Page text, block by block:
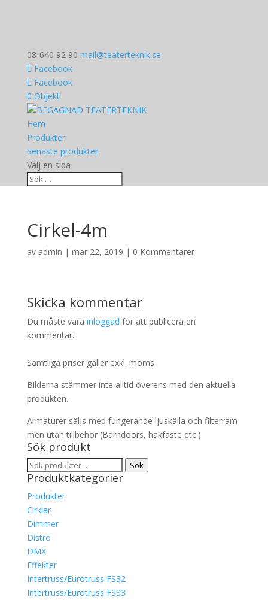
08-640 92 90 mail@teaterteknik.se
Facebook
Facebook
0 Objekt
Hem
Produkter
Senaste produkter
Välj en sida
Cirkel-4m
av admin | mar 22, 2019 | 0 Kommentarer
Skicka kommentar
Du måste vara inloggad för att publicera en
kommentar.
Samtliga priser gäller exkl. moms
Bilderna stämmer inte alltid överens med den aktuella
produkten.
Armaturer säljs med fungerande ljuskälla och filterram
men utan tillbehör (Barndoors, hakfäste etc.)
Sök produkt
Sök
efter:
Sök
Produktkategorier
Produkter
Cirklar
Dimmer
Distro
DMX
Effekter
Intertruss/Eurotruss FS32
Intertruss/Eurotruss FS33